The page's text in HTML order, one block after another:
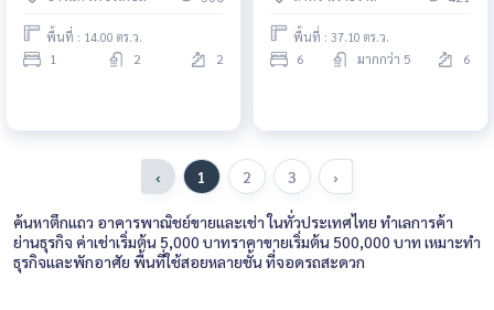
พื้นที่ : 14.00 ตร.ว.
1 2 2
พื้นที่ : 37.10 ตร.ว.
6 มากกว่า 5 6
‹ 1 2 3 ›
ค้นหาตึกแถว อาคารพาณิชย์ขายและเช่า ในทั่วประเทศไทย ทำเลการค้า
ย่านธุรกิจ ค่าเช่าเริ่มต้น 5,000 บาทราคาขายเริ่มต้น 500,000 บาท เหมาะทำ
ธุรกิจและพักอาศัย พื้นที่ใช้สอยหลายชั้น ที่จอดรถสะดวก